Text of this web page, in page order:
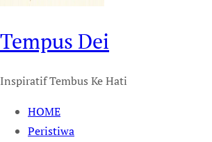
Tempus Dei
Inspiratif Tembus Ke Hati
HOME
Peristiwa